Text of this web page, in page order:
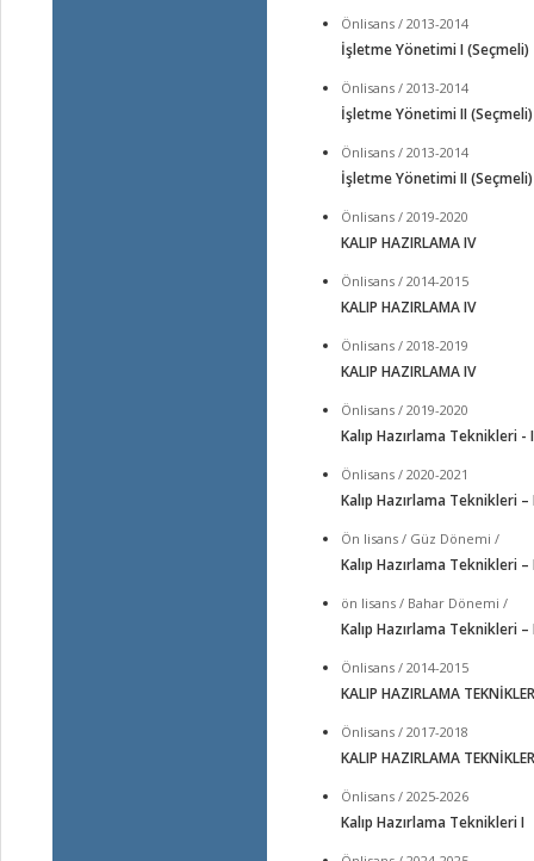
Önlisans / 2013-2014
İşletme Yönetimi I (Seçmeli)
Önlisans / 2013-2014
İşletme Yönetimi II (Seçmeli)
Önlisans / 2013-2014
İşletme Yönetimi II (Seçmeli)
Önlisans / 2019-2020
KALIP HAZIRLAMA IV
Önlisans / 2014-2015
KALIP HAZIRLAMA IV
Önlisans / 2018-2019
KALIP HAZIRLAMA IV
Önlisans / 2019-2020
Kalıp Hazırlama Teknikleri -
Önlisans / 2020-2021
Kalıp Hazırlama Teknikleri –
Ön lisans / Güz Dönemi /
Kalıp Hazırlama Teknikleri –
ön lisans / Bahar Dönemi /
Kalıp Hazırlama Teknikleri –
Önlisans / 2014-2015
KALIP HAZIRLAMA
Önlisans / 2017-2018
KALIP HAZIRLAMA
Önlisans / 2025-2026
Kalıp Hazırlama Teknikleri I